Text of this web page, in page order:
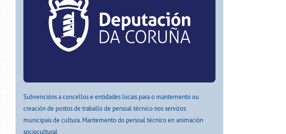
Subvencións a concellos e entidades locais para o mantemento ou
creación de postos de traballo de persoal técnico nos servizos
municipais de cultura. Mantemento do persoal técnico en animación
sociocultural